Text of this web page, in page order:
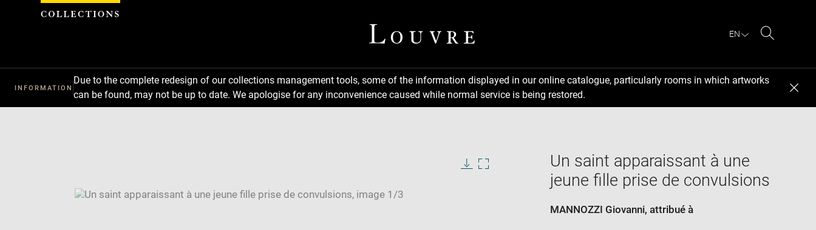
EN
INFORMATION
Due to the complete redesign of our collections management tools, some of the information displayed in our online catalogue, particularly rooms in which artworks
can be found, may not be up to date. We apologise for any inconvenience caused while normal service is being restored.
window
SKIP IMAGE CAROUSEL
Un saint apparaissant à une
jeune fille prise de convulsions
MANNOZZI Giovanni, attribué à
Cookies management panel